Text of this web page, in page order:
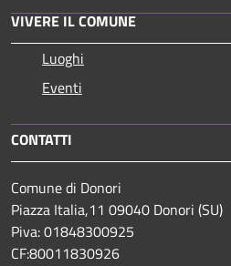
VIVERE IL COMUNE
Luoghi
Eventi
CONTATTI
Comune di Donori
Piazza Italia,11 09040 Donori (SU)
Piva: 01848300925
CF:80011830926